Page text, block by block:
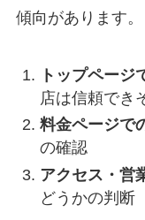
傾向があります。
トップページ
店は信頼でき
料金ページで
の確認
アクセス・営
どうかの判断